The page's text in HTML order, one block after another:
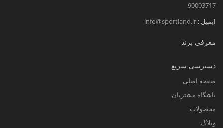
90003717
ایمیل : info@sportland.ir
معرفی برند
دسترسی سریع
صفحه اصلی
باشگاه مشتریان
محصولات
وبلاگ